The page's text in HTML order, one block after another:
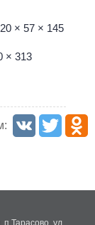
× 57 × 145
× 313